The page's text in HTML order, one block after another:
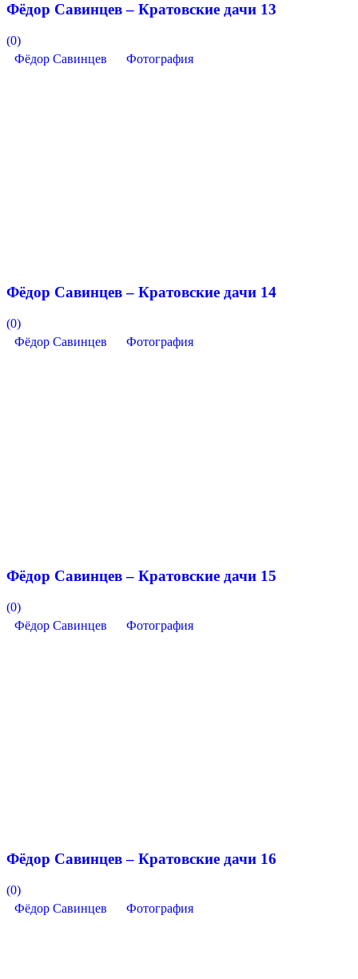
Фёдор Савинцев – Кратовские дачи 13
(0)
Фёдор Савинцев
Фотография
Фёдор Савинцев – Кратовские дачи 14
(0)
Фёдор Савинцев
Фотография
Фёдор Савинцев – Кратовские дачи 15
(0)
Фёдор Савинцев
Фотография
Фёдор Савинцев – Кратовские дачи 16
(0)
Фёдор Савинцев
Фотография